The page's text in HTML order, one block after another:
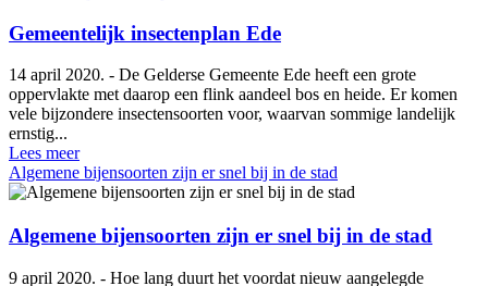
Gemeentelijk insectenplan Ede
14 april 2020. - De Gelderse Gemeente Ede heeft een grote
oppervlakte met daarop een flink aandeel bos en heide. Er komen
vele bijzondere insectensoorten voor, waarvan sommige landelijk
ernstig...
Lees meer
Algemene bijensoorten zijn er snel bij in de stad
Algemene bijensoorten zijn er snel bij in de stad
9 april 2020. - Hoe lang duurt het voordat nieuw aangelegde